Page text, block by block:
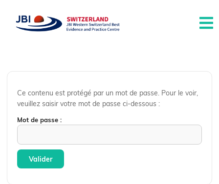
Ce contenu est protégé par un mot de passe. Pour le voir,
veuillez saisir votre mot de passe ci-dessous :
Mot de passe :